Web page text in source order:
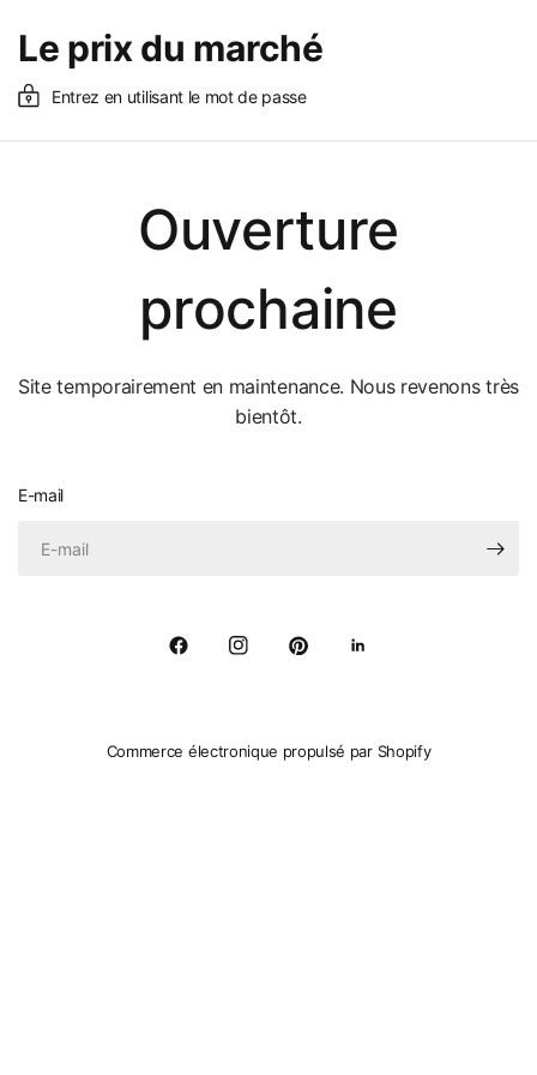
Le prix du marché
Entrez en utilisant le mot de passe
Ouverture
prochaine
Site temporairement en maintenance. Nous revenons très
bientôt.
E-mail
Commerce électronique propulsé par Shopify